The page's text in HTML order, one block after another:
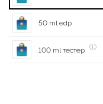
50 ml edp
100 ml тестер